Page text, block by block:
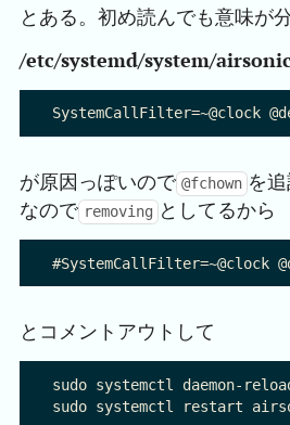
とある。初め読んでも意味が
/etc/systemd/system/
が原因っぽいので @fchown を
なので removing としてるから
とコメントアウトして
sudo systemctl daemon-